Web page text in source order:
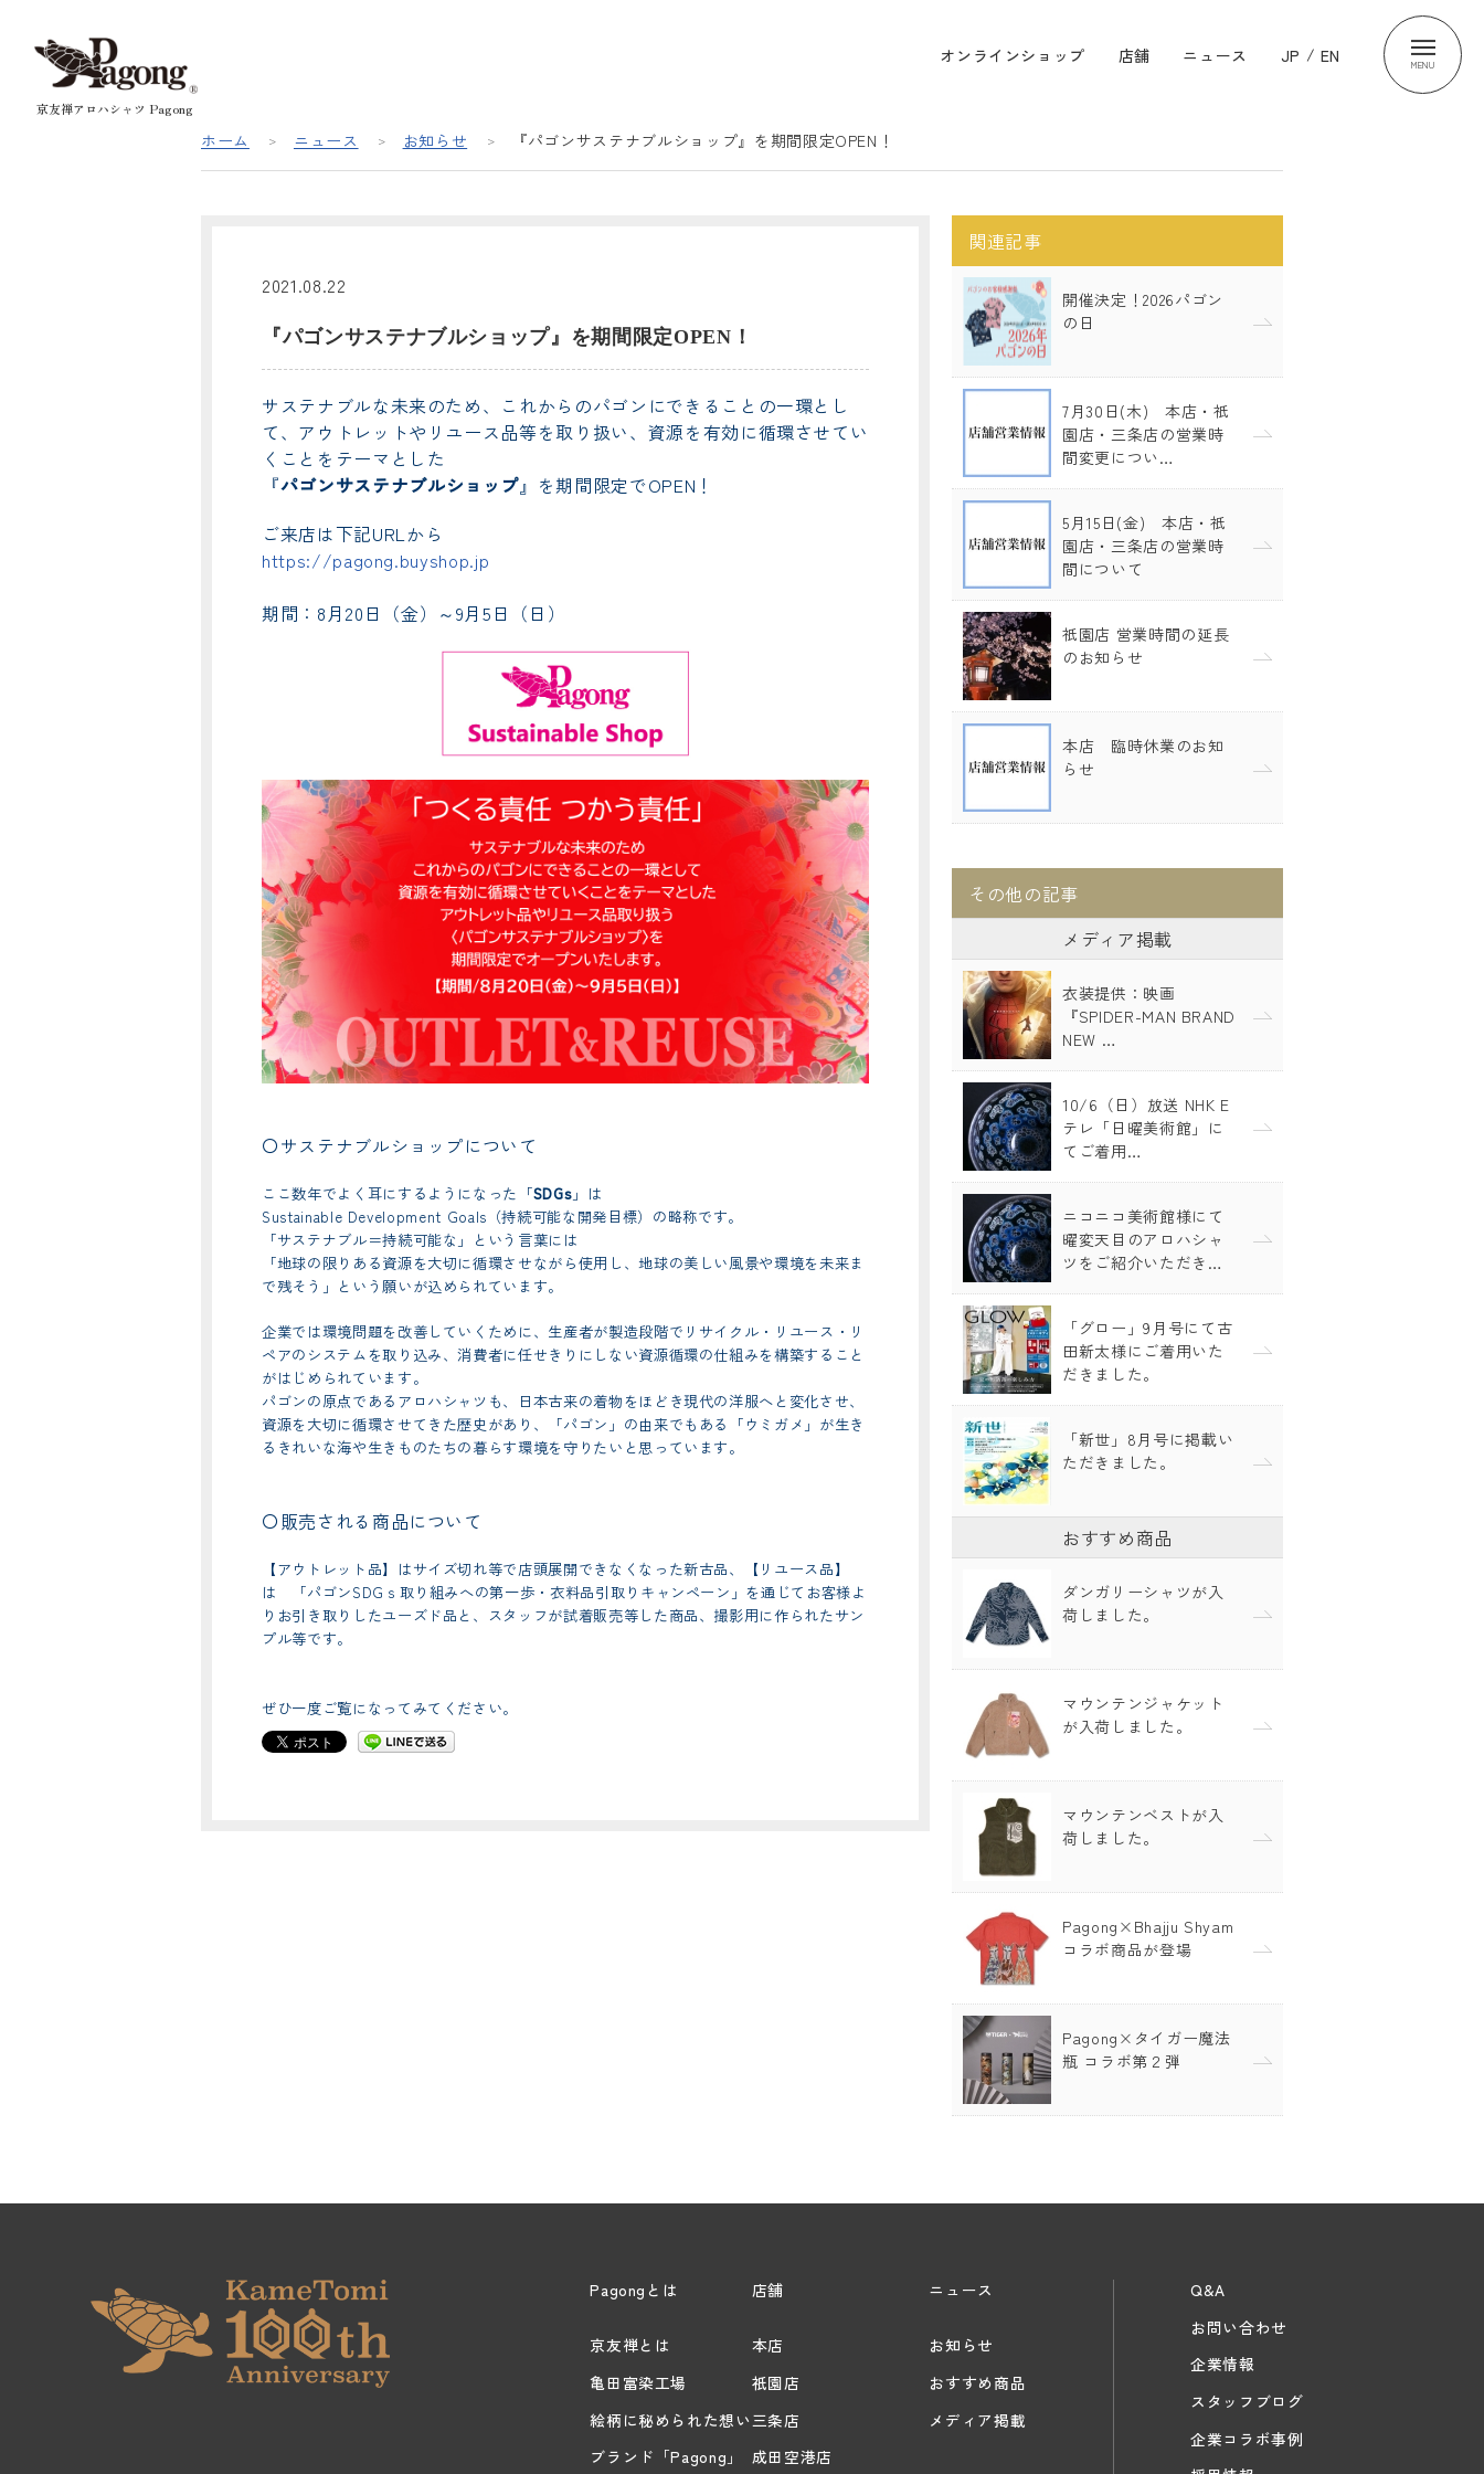
京友禅アロハシャツ Pagong
オンラインショップ 店舗 ニュース JP / EN MENU
ホーム ニュース お知らせ 『パゴンサステナブルショップ』を期間限定OPEN！
2021.08.22
『パゴンサステナブルショップ』を期間限定OPEN！
サステナブルな未来のため、これからのパゴンにできることの一環とし
て、アウトレットやリユース品等を取り扱い、資源を有効に循環させてい
くことをテーマとした
『パゴンサステナブルショップ』を期間限定でOPEN！
ご来店は下記URLから
https://pagong.buyshop.jp
期間：8月20日（金）～9月5日（日）
〇サステナブルショップについて
ここ数年でよく耳にするようになった「SDGs 」は
Sustainable Development Goals（持続可能な開発目標）の略称です。
「サステナブル＝持続可能な」という言葉には
「地球の限りある資源を大切に循環させながら使用し、地球の美しい風景や環境を未来ま
で残そう」という願いが込められています。
企業では環境問題を改善していくために、生産者が製造段階でリサイクル・リユース・リ
ペアのシステムを取り込み、消費者に任せきりにしない資源循環の仕組みを構築すること
がはじめられています。
パゴンの原点であるアロハシャツも、日本古来の着物をほどき現代の洋服へと変化させ、
資源を大切に循環させてきた歴史があり、「パゴン」の由来でもある「ウミガメ」が生き
るきれいな海や生きものたちの暮らす環境を守りたいと思っています。
〇販売される商品について
【アウトレット品】はサイズ切れ等で店頭展開できなくなった新古品、【リユース品】
は 「パゴンSDGｓ取り組みへの第一歩・衣料品引取りキャンペーン」を通じてお客様よ
りお引き取りしたユーズド品と、スタッフが試着販売等した商品、撮影用に作られたサン
プル等です。
ぜひ一度ご覧になってみてください。
関連記事
開催決定！2026パゴン
の日
7月30日(木) 本店・祇
園店・三条店の営業時
間変更につい…
5月15日(金) 本店・祇
園店・三条店の営業時
間について
祇園店 営業時間の延長
のお知らせ
本店 臨時休業のお知
らせ
その他の記事
メディア掲載
衣装提供：映画
『SPIDER-MAN BRAND
NEW …
10/6（日）放送 NHK E
テレ「日曜美術館」に
てご着用…
ニコニコ美術館様にて
曜変天目のアロハシャ
ツをご紹介いただき…
「グロー」9月号にて古
田新太様にご着用いた
だきました。
「新世」8月号に掲載い
ただきました。
おすすめ商品
ダンガリーシャツが入
荷しました。
マウンテンジャケット
が入荷しました。
マウンテンベストが入
荷しました。
Pagong×Bhajju Shyam
コラボ商品が登場
Pagong×タイガー魔法
瓶 コラボ第２弾
Pagongとは
京友禅とは
亀田富染工場
絵柄に秘められた想い
ブランド「Pagong」
店舗
本店
祇園店
三条店
成田空港店
ニュース
お知らせ
おすすめ商品
メディア掲載
Q&A
お問い合わせ
企業情報
スタッフブログ
企業コラボ事例